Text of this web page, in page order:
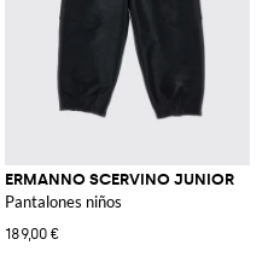
ERMANNO SCERVINO JUNIOR
Pantalones niños
189,00 €